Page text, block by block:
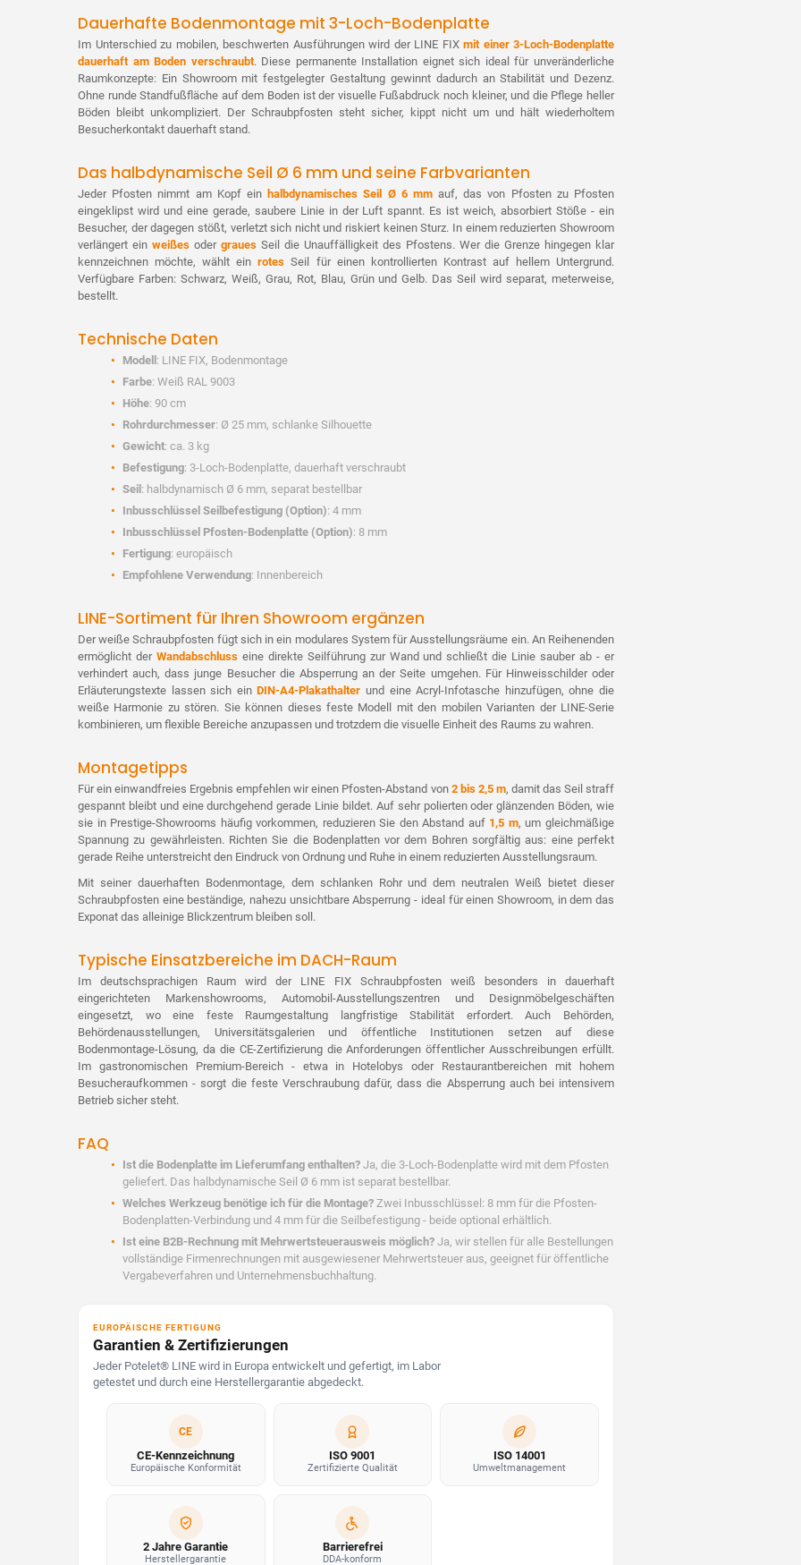
Dauerhafte Bodenmontage mit 3-Loch-Bodenplatte
Im Unterschied zu mobilen, beschwerten Ausführungen wird der LINE FIX mit einer 3-Loch-Bodenplatte
dauerhaft am Boden verschraubt. Diese permanente Installation eignet sich ideal für unveränderliche
Raumkonzepte: Ein Showroom mit festgelegter Gestaltung gewinnt dadurch an Stabilität und Dezenz.
Ohne runde Standfußfläche auf dem Boden ist der visuelle Fußabdruck noch kleiner, und die Pflege heller
Böden bleibt unkompliziert. Der Schraubpfosten steht sicher, kippt nicht um und hält wiederholtem
Besucherkontakt dauerhaft stand.
Das halbdynamische Seil Ø 6 mm und seine Farbvarianten
Jeder Pfosten nimmt am Kopf ein halbdynamisches Seil Ø 6 mmauf, das von Pfosten zu Pfosten
eingeklipst wird und eine gerade, saubere Linie in der Luft spannt. Es ist weich, absorbiert Stöße - ein
Besucher, der dagegen stößt, verletzt sich nicht und riskiert keinen Sturz. In einem reduzierten Showroom
verlängert ein weißes oder graues Seil die Unauffälligkeit des Pfostens. Wer die Grenze hingegen klar
kennzeichnen möchte, wählt einrotes Seil für einen kontrollierten Kontrast auf hellem Untergrund.
Verfügbare Farben: Schwarz, Weiß, Grau, Rot, Blau, Grün und Gelb. Das Seil wird separat, meterweise,
bestellt.
Technische Daten
Modell : LINE FIX, Bodenmontage
Farbe: Weiß RAL 9003
Höhe: 90 cm
Rohrdurchmesser: Ø 25 mm, schlanke Silhouette
Gewicht: ca. 3 kg
Befestigung: 3-Loch-Bodenplatte, dauerhaft verschraubt
Seil : halbdynamisch Ø 6 mm, separat bestellbar
Inbusschlüssel Seilbefestigung (Option): 4 mm
Inbusschlüssel Pfosten-Bodenplatte (Option): 8 mm
Fertigung: europäisch
Empfohlene Verwendung: Innenbereich
LINE-Sortiment für Ihren Showroom ergänzen
Der weiße Schraubpfosten fügt sich in ein modulares System für Ausstellungsräume ein. An Reihenenden
ermöglicht der Wandabschlusseine direkte Seilführung zur Wand und schließt die Linie sauber ab - er
verhindert auch, dass junge Besucher die Absperrung an der Seite umgehen. Für Hinweisschilder oder
Erläuterungstexte lassen sich einDIN-A4-Plakathalter und eine Acryl-Infotasche hinzufügen, ohne die
weiße Harmonie zu stören. Sie können dieses feste Modell mit den mobilen Varianten der LINE-Serie
kombinieren, um flexible Bereiche anzupassen und trotzdem die visuelle Einheit des Raums zu wahren.
Montagetipps
Für ein einwandfreies Ergebnis empfehlen wir einen Pfosten-Abstand von 2 bis 2,5 m, damit das Seil straff
gespannt bleibt und eine durchgehend gerade Linie bildet. Auf sehr polierten oder glänzenden Böden, wie
sie in Prestige-Showrooms häufig vorkommen, reduzieren Sie den Abstand auf 1,5 m, um gleichmäßige
Spannung zu gewährleisten. Richten Sie die Bodenplatten vor dem Bohren sorgfältig aus: eine perfekt
gerade Reihe unterstreicht den Eindruck von Ordnung und Ruhe in einem reduzierten Ausstellungsraum.
Mit seiner dauerhaften Bodenmontage, dem schlanken Rohr und dem neutralen Weiß bietet dieser
Schraubpfosten eine beständige, nahezu unsichtbare Absperrung - ideal für einen Showroom, in dem das
Exponat das alleinige Blickzentrum bleiben soll.
Typische Einsatzbereiche im DACH-Raum
Im deutschsprachigen Raum wird der LINE FIX Schraubpfosten weiß besonders in dauerhaft
eingerichteten Markenshowrooms, Automobil-Ausstellungszentren und Designmöbelgeschäften
eingesetzt, wo eine feste Raumgestaltung langfristige Stabilität erfordert. Auch Behörden,
Behördenausstellungen, Universitätsgalerien und öffentliche Institutionen setzen auf diese
Bodenmontage-Lösung, da die CE-Zertifizierung die Anforderungen öffentlicher Ausschreibungen erfüllt.
Im gastronomischen Premium-Bereich - etwa in Hotelobys oder Restaurantbereichen mit hohem
Besucheraufkommen - sorgt die feste Verschraubung dafür, dass die Absperrung auch bei intensivem
Betrieb sicher steht.
FAQ
Ist die Bodenplatte im Lieferumfang enthalten? Ja, die 3-Loch-Bodenplatte wird mit dem Pfosten
geliefert. Das halbdynamische Seil Ø 6 mm ist separat bestellbar.
Welches Werkzeug benötige ich für die Montage? Zwei Inbusschlüssel: 8 mm für die Pfosten-
Bodenplatten-Verbindung und 4 mm für die Seilbefestigung - beide optional erhältlich.
Ist eine B2B-Rechnung mit Mehrwertsteuerausweis möglich? Ja, wir stellen für alle Bestellungen
vollständige Firmenrechnungen mit ausgewiesener Mehrwertsteuer aus, geeignet für öffentliche
Vergabeverfahren und Unternehmensbuchhaltung.
EUROPÄISCHE FERTIGUNG
Garantien & Zertifizierungen
Jeder Potelet® LINE wird in Europa entwickelt und gefertigt, im Labor
getestet und durch eine Herstellergarantie abgedeckt.
CE
CE-Kennzeichnung
Europäische Konformität
ISO 9001
Zertifizierte Qualität
ISO 14001
Umweltmanagement
2 Jahre Garantie
Herstellergarantie
Barrierefrei
DDA-konform